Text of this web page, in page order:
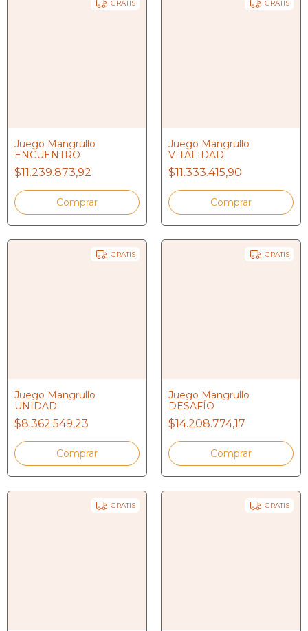
GRATIS
Juego Mangrullo
ENCUENTRO
$11.239.873,92
GRATIS
Juego Mangrullo
VITALIDAD
$11.333.415,90
GRATIS
Juego Mangrullo
UNIDAD
$8.362.549,23
GRATIS
Juego Mangrullo
DESAFÍO
$14.208.774,17
GRATIS GRATIS